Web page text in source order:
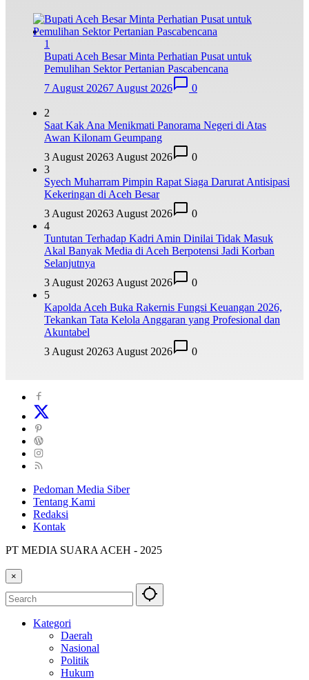
1
Bupati Aceh Besar Minta Perhatian Pusat untuk
Pemulihan Sektor Pertanian Pascabencana
7 August 20267 August 2026 0
2
Saat Kak Ana Menikmati Panorama Negeri di Atas
Awan Kilonam Geumpang
3 August 20263 August 2026
0
3
Syech Muharram Pimpin Rapat Siaga Darurat Antisipasi
Kekeringan di Aceh Besar
3 August 20263 August 2026
0
4
Tuntutan Terhadap Kadri Amin Dinilai Tidak Masuk
Akal Banyak Media di Aceh Berpotensi Jadi Korban
Selanjutnya
3 August 20263 August 2026
0
5
Kapolda Aceh Buka Rakernis Fungsi Keuangan 2026,
Tekankan Tata Kelola Anggaran yang Profesional dan
Akuntabel
3 August 20263 August 2026 0
Pedoman Media Siber
Tentang Kami
Redaksi
Kontak
PT MEDIA SUARA ACEH - 2025
×
Kategori
Daerah
Nasional
Politik
Hukum